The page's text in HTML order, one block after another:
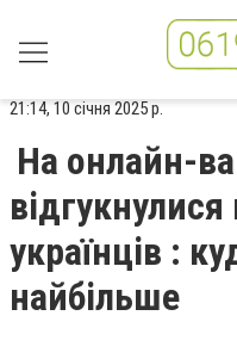
21:14, 10 січня 2025 р.
На онлайн-
українців :
найбільше